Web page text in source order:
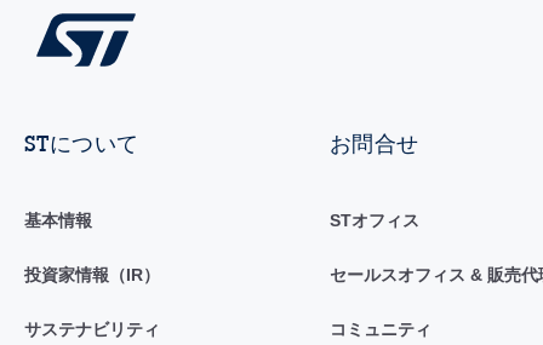
STについて
基本情報
投資家情報（IR）
サステナビリティ
お問合せ
STオフィス
セールスオフィス & 販売代
コミュニティ